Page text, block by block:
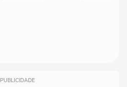
PUBLICIDADE